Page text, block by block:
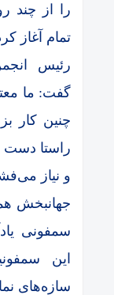
را از چند
تمام آغاز
رئیس
گفت: ما
چنین کار
راستا دست
و نیاز
جهانبخش
سمفونی
این
سازه‌های